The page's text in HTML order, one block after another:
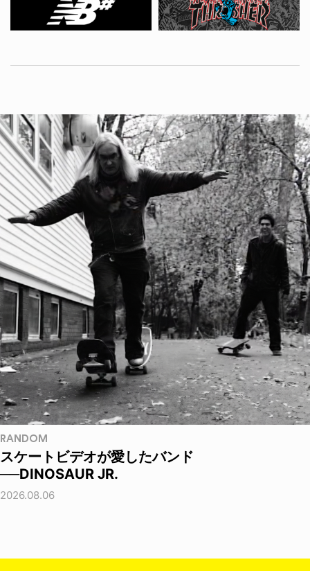
RANDOM
スケートビデオが愛したバンド
──DINOSAUR JR.
2026.08.06